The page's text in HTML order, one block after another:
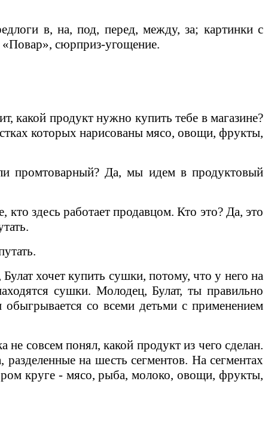
в, на, под, перед, между, за; картинки с
«Повар», сюрприз-угощение.
какой продукт нужно купить тебе в магазине?
которых нарисованы мясо, овощи, фрукты,
промтоварный? Да, мы идем в продуктовый
здесь работает продавцом. Кто это? Да, это
хочет купить сушки, потому, что у него на
сушки. Молодец, Булат, ты правильно
со всеми детьми с применением
совсем понял, какой продукт из чего сделан.
на шесть сегментов. На сегментах
круге - мясо, рыба, молоко, овощи, фрукты,